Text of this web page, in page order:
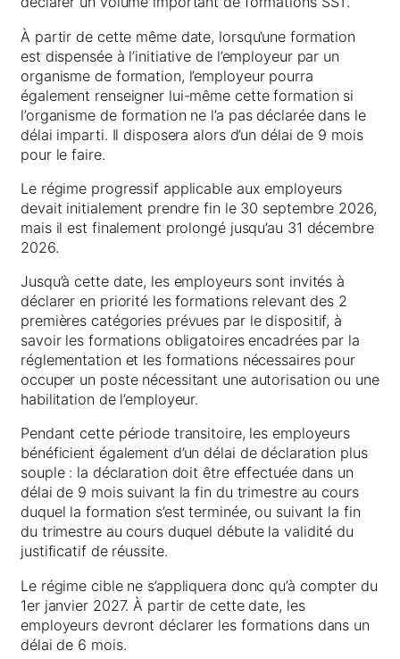
À partir de cette même date, lorsqu’une formation
est dispensée à l’initiative de l’employeur par un
organisme de formation, l’employeur pourra
également renseigner lui-même cette formation si
l’organisme de formation ne l’a pas déclarée dans le
délai imparti. Il disposera alors d’un délai de 9 mois
pour le faire.
Le régime progressif applicable aux employeurs
devait initialement prendre fin le 30 septembre 2026,
mais il est finalement prolongé jusqu’au 31 décembre
2026.
Jusqu’à cette date, les employeurs sont invités à
déclarer en priorité les formations relevant des 2
premières catégories prévues par le dispositif, à
savoir les formations obligatoires encadrées par la
réglementation et les formations nécessaires pour
occuper un poste nécessitant une autorisation ou une
habilitation de l’employeur.
Pendant cette période transitoire, les employeurs
bénéficient également d’un délai de déclaration plus
souple : la déclaration doit être effectuée dans un
délai de 9 mois suivant la fin du trimestre au cours
duquel la formation s’est terminée, ou suivant la fin
du trimestre au cours duquel débute la validité du
justificatif de réussite.
Le régime cible ne s’appliquera donc qu’à compter du
1er janvier 2027. À partir de cette date, les
employeurs devront déclarer les formations dans un
délai de 6 mois.